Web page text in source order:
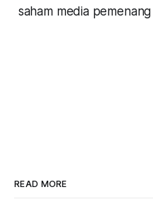
saham media
READ MORE